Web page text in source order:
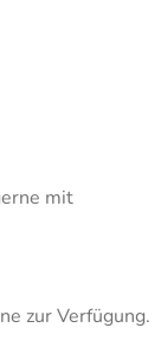
mit
zur Verfügung.